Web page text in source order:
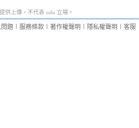
供上傳，不代表 udn 立場。
題 服務條款 著作權聲明 隱私權聲明 客服